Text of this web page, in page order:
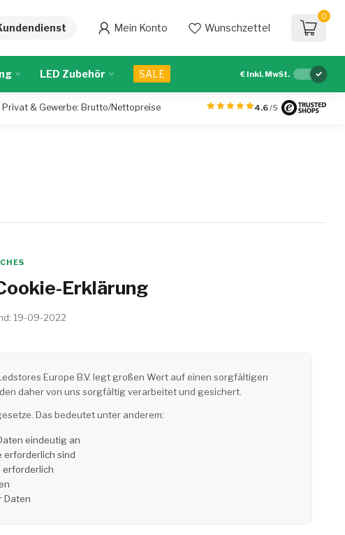
Mein Konto Wunschzettel
0
LED Zubehör SALE € Inkl. MwSt.
Privat & Gewerbe: Brutto/Nettopreise 4.6/5
Erklärung
19-09-2022
Europe B.V. legt großen Wert auf einen sorgfältigen
daher von uns sorgfältig verarbeitet und gesichert.
Das bedeutet unter anderem:
eindeutig an
erforderlich sind
erforderlich
Daten